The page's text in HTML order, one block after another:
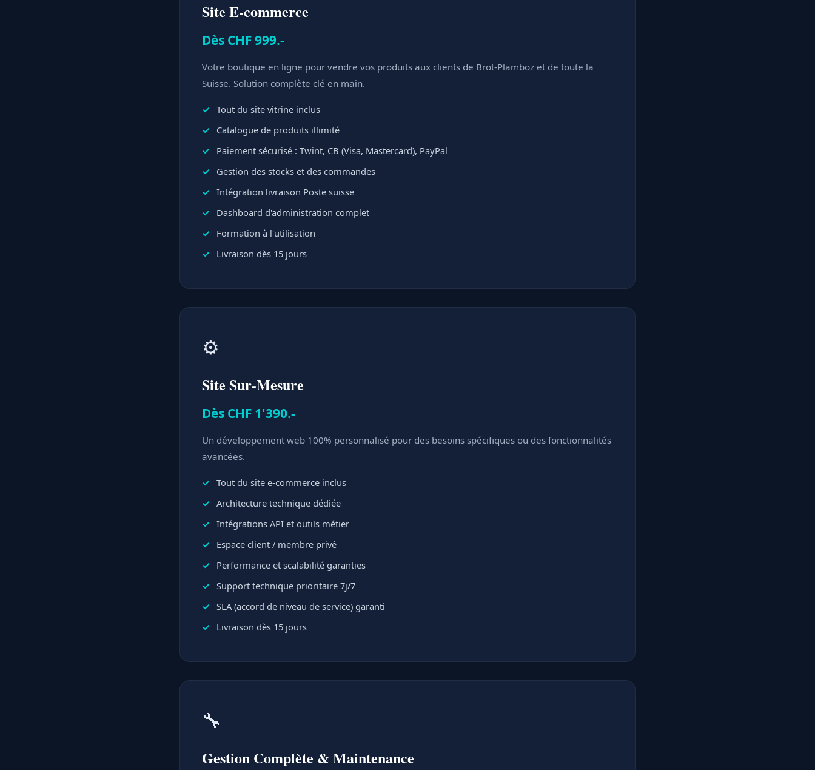
Site E-commerce
Dès CHF 999.-
Votre boutique en ligne pour vendre vos produits aux clients de Brot-Plamboz et de toute la
Suisse. Solution complète clé en main.
Tout du site vitrine inclus
Catalogue de produits illimité
Paiement sécurisé : Twint, CB (Visa, Mastercard), PayPal
Gestion des stocks et des commandes
Intégration livraison Poste suisse
Dashboard d'administration complet
Formation à l'utilisation
Livraison dès 15 jours
⚙️
Site Sur-Mesure
Dès CHF 1'390.-
Un développement web 100% personnalisé pour des besoins spécifiques ou des fonctionnalités
avancées.
Tout du site e-commerce inclus
Architecture technique dédiée
Intégrations API et outils métier
Espace client / membre privé
Performance et scalabilité garanties
Support technique prioritaire 7j/7
SLA (accord de niveau de service) garanti
Livraison dès 15 jours
🔧
Gestion Complète & Maintenance